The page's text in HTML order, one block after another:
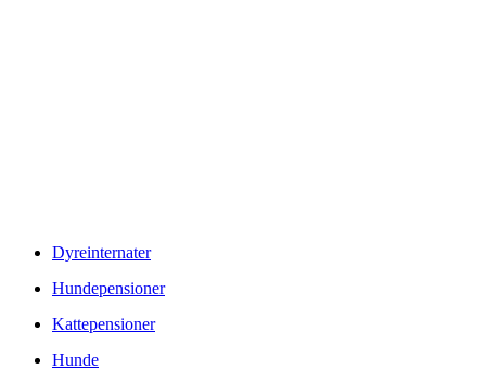
Dyreinternater
Hundepensioner
Kattepensioner
Hunde